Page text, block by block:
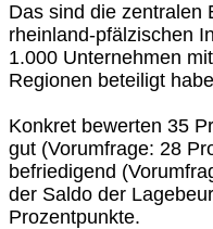
Das sind die zentralen
rheinland-pfälzischen
1.000 Unternehmen
Regionen beteiligt
Konkret bewerten 35
gut (Vorumfrage: 28
befriedigend
der Saldo der
Prozentpunkte.